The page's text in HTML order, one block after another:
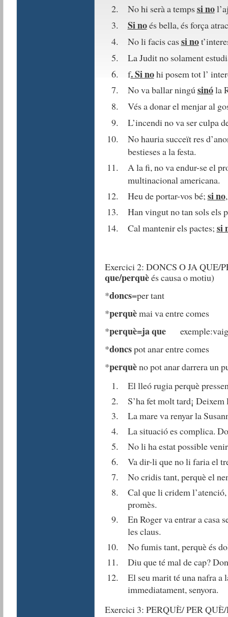
No hi serà a tempssi no
Si noés bella, és força
No li facis cassi no
La Judit no solament
f. Si nohi posem tot l’
No va ballar ningúsinóla
Vés a donar el menjar al
L’incendi no va ser culpa
No hauria succeït res
bestieses a la festa.
A la fi, no va endur-se el
multinacional americana.
Heu de portar-vos bé; si no
Han vingut no tan sols els
Cal mantenir els pactes; si
Exercici 2: DONCS O JA QUE/
que/perquèés causa o motiu)
*doncs=per tant
*perquèmai va entre comes
*perquè=ja que
*doncspot anar entre comes
*perquèno pot anar darrera un
El lleó rugia perquè
S’ha fet molt tard¡ Deixem
La mare va renyar la
La situació es complica.
No li ha estat possible
Va dir-li que no li faria el
No cridis tant, perquè el
Cal que li cridem
promès.
En Roger va entrar a casa
les claus.
No fumis tant, perquè és
Diu que té mal de cap?
El seu marit té una nafra a
immediatament, senyora.
Exercici 3: PERQUÈ/ PER